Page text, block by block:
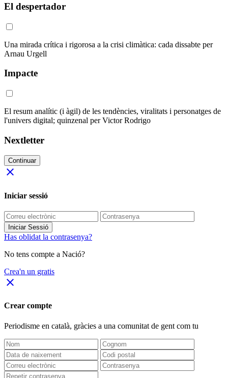
El despertador
Una mirada crítica i rigorosa a la crisi climàtica: cada dissabte per
Arnau Urgell
Impacte
El resum analític (i àgil) de les tendències, viralitats i personatges de
l'univers digital; quinzenal per Victor Rodrigo
Nextletter
Continuar
close
Iniciar sessió
Iniciar Sessió
Has oblidat la contrasenya?
No tens compte a Nació?
Crea'n un gratis
close
Crear compte
Periodisme en català, gràcies a una comunitat de gent com tu